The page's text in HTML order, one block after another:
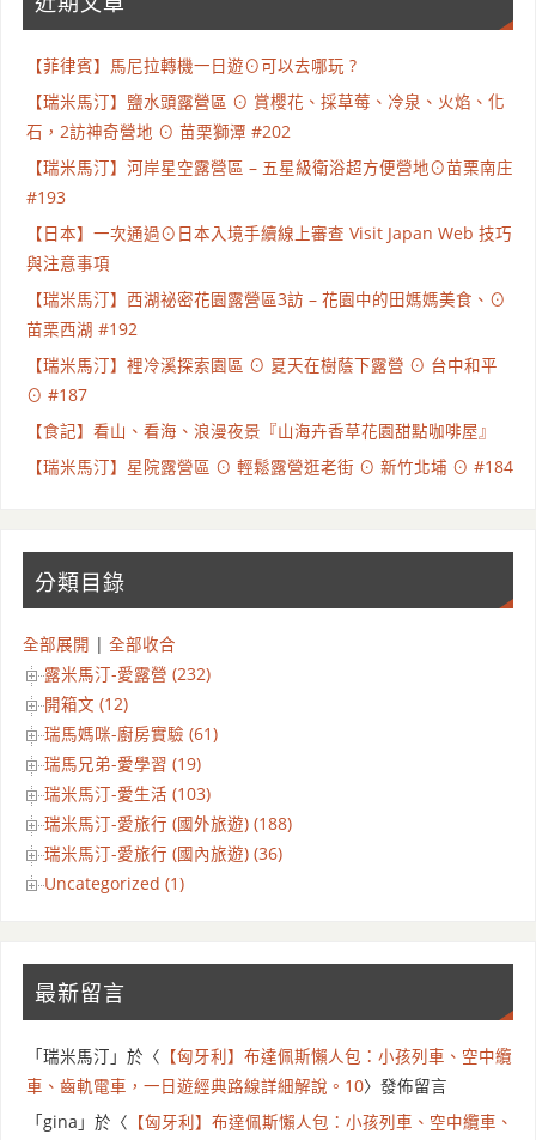
【菲律賓】馬尼拉轉機一日遊⊙可以去哪玩 ?
【瑞米馬汀】鹽水頭露營區 ⊙ 賞櫻花、採草莓、冷泉、火焰、化
石，2訪神奇營地 ⊙ 苗栗獅潭 #202
【瑞米馬汀】河岸星空露營區 – 五星級衛浴超方便營地⊙苗栗南庄
#193
【日本】一次通過⊙日本入境手續線上審查 Visit Japan Web 技巧
與注意事項
【瑞米馬汀】西湖祕密花園露營區3訪 – 花園中的田媽媽美食、⊙
苗栗西湖 #192
【瑞米馬汀】裡冷溪探索園區 ⊙ 夏天在樹蔭下露營 ⊙ 台中和平
⊙ #187
【食記】看山、看海、浪漫夜景『山海卉香草花園甜點咖啡屋』
【瑞米馬汀】星院露營區 ⊙ 輕鬆露營逛老街 ⊙ 新竹北埔 ⊙ #184
分類目錄
全部展開
全部收合
露米馬汀-愛露營 (232)
開箱文 (12)
瑞馬媽咪-廚房實驗 (61)
瑞馬兄弟-愛學習 (19)
瑞米馬汀-愛生活 (103)
瑞米馬汀-愛旅行 (國外旅遊) (188)
瑞米馬汀-愛旅行 (國內旅遊) (36)
Uncategorized (1)
最新留言
「瑞米馬汀 」於〈 【匈牙利】布達佩斯懶人包：小孩列車、空中纜
車、齒軌電車，一日遊經典路線詳細解說。10〉發佈留言
「gina 」於〈 【匈牙利】布達佩斯懶人包：小孩列車、空中纜車、